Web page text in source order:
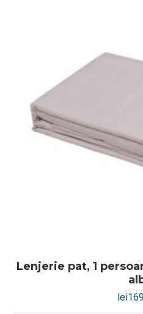
Lenjerie pat, 1
lei